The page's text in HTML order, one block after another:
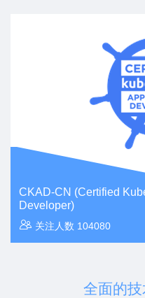
CKAD-CN (Certified
Developer)
关注人数 104080
全面的